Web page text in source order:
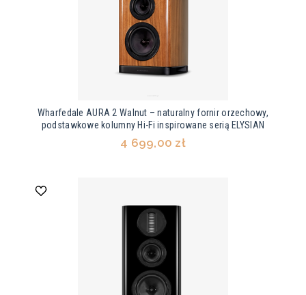
Wharfedale AURA 2 Walnut – naturalny fornir orzechowy,
podstawkowe kolumny Hi-Fi inspirowane serią ELYSIAN
4 699,00 zł